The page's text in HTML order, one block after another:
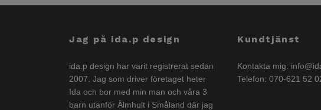
Jag på ida.p design
ida.p design har varit registrerat sedan
2007. Jag som driver företaget heter
Ida och bor med min man och våra 3
barn utanför Älmhult i Småland där jag
Kundtjänst
Kontakta mig:
Telefon: 070-621 52